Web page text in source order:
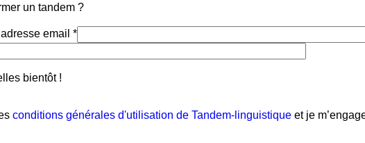
un tandem ?
email *
bientôt !
conditions générales d'utilisation de Tandem-linguistique et je